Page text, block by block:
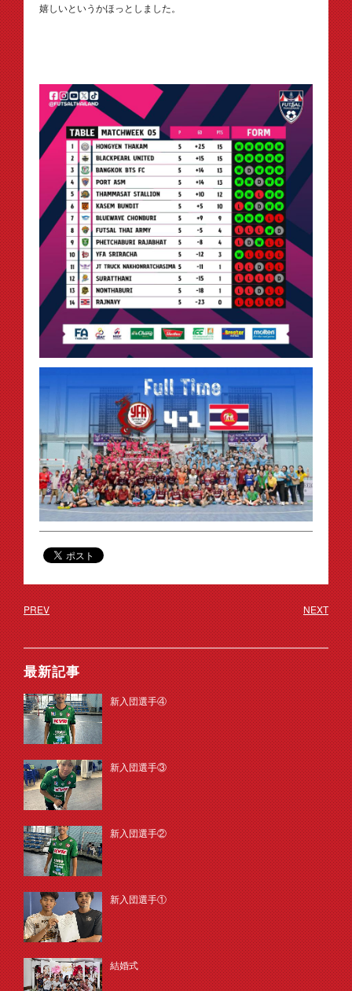
嬉しいというかほっとしました。
PREV NEXT
最新記事
新入団選手④
新入団選手③
新入団選手②
新入団選手①
結婚式